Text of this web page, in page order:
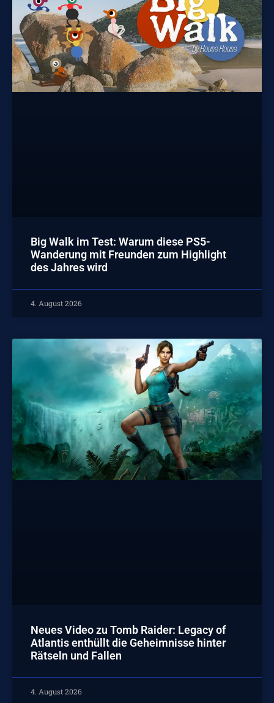
Big Walk im Test: Warum diese PS5-
Wanderung mit Freunden zum Highlight
des Jahres wird
4. August 2026
Neues Video zu Tomb Raider: Legacy of
Atlantis enthüllt die Geheimnisse hinter
Rätseln und Fallen
4. August 2026